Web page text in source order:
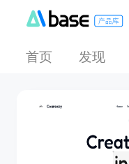
首页 发现